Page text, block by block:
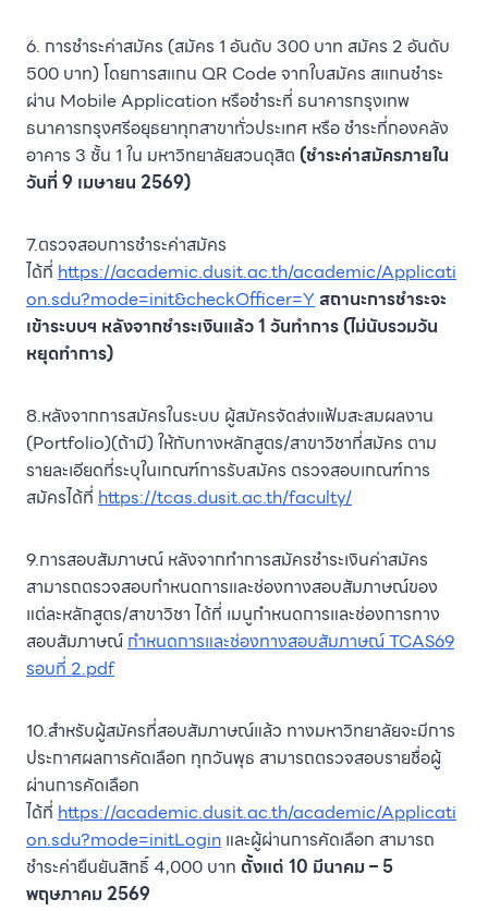
6. การชำระค่าสมัคร (สมัคร 1 อันดับ 300 บาท สมัคร 2 อันดับ
500 บาท) โดยการสแกน QR Code จากใบสมัคร สแกนชำระ
ผ่าน Mobile Application หรือชำระที่ ธนาคารกรุงเทพ
ธนาคารกรุงศรีอยุธยาทุกสาขาทั่วประเทศ หรือ ชำระที่กองคลัง
อาคาร 3 ชั้น 1 ใน มหาวิทยาลัยสวนดุสิต (ชำระค่าสมัครภายใน
วันที่ 9 เมษายน 2569)
7.ตรวจสอบการชำระค่าสมัคร
ได้ที่ https://academic.dusit.ac.th/academic/Applicati
on.sdu?mode=init&checkOfficer=Y สถานะการชำระจะ
เข้าระบบฯ หลังจากชำระเงินแล้ว 1 วันทำการ (ไม่นับรวมวัน
หยุดทำการ)
8.หลังจากการสมัครในระบบ ผู้สมัครจัดส่งแฟ้มสะสมผลงาน
(Portfolio)(ถ้ามี) ให้กับทางหลักสูตร/สาขาวิชาที่สมัคร ตาม
รายละเอียดที่ระบุในเกณฑ์การรับสมัคร ตรวจสอบเกณฑ์การ
สมัครได้ที่ https://tcas.dusit.ac.th/faculty/
9.การสอบสัมภาษณ์ หลังจากทำการสมัครชำระเงินค่าสมัคร
สามารถตรวจสอบกำหนดการและช่องทางสอบสัมภาษณ์ของ
แต่ละหลักสูตร/สาขาวิชา ได้ที่ เมนูกำหนดการและช่องการทาง
สอบสัมภาษณ์กำหนดการและช่องทางสอบสัมภาษณ์ TCAS69
รอบที่ 2.pdf
10.สำหรับผู้สมัครที่สอบสัมภาษณ์แล้ว ทางมหาวิทยาลัยจะมีการ
ประกาศผลการคัดเลือก ทุกวันพุธ สามารถตรวจสอบรายชื่อผู้
ผ่านการคัดเลือก
ได้ที่ https://academic.dusit.ac.th/academic/Applicati
on.sdu?mode=initLogin และผู้ผ่านการคัดเลือก สามารถ
ชำระค่ายืนยันสิทธิ์ 4,000 บาท ตั้งแต่ 10 มีนาคม – 5
พฤษภาคม 2569